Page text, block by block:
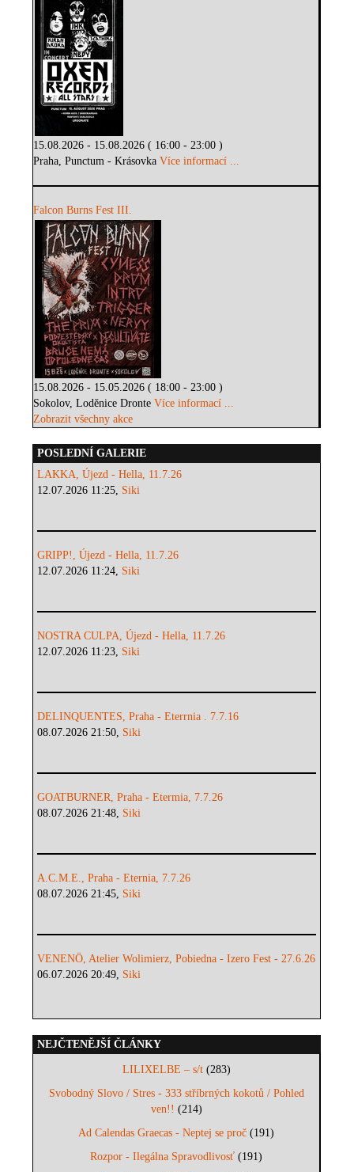
15.08.2026 - 15.08.2026 ( 16:00 - 23:00 )
Praha, Punctum - KrásovkaVíce informací ...
Falcon Burns Fest III.
15.08.2026 - 15.05.2026 ( 18:00 - 23:00 )
Sokolov, Loděnice DronteVíce informací ...
Zobrazit všechny akce
POSLEDNÍ GALERIE
LAKKA, Újezd - Hella, 11.7.26
12.07.2026 11:25, Siki
GRIPP!, Újezd - Hella, 11.7.26
12.07.2026 11:24, Siki
NOSTRA CULPA, Újezd - Hella, 11.7.26
12.07.2026 11:23, Siki
DELINQUENTES, Praha - Eterrnia . 7.7.16
08.07.2026 21:50, Siki
GOATBURNER, Praha - Etermia, 7.7.26
08.07.2026 21:48, Siki
A.C.M.E., Praha - Eternia, 7.7.26
08.07.2026 21:45, Siki
VENENÖ, Atelier Wolimierz, Pobiedna - Izero Fest - 27.6.26
06.07.2026 20:49, Siki
NEJČTENĚJŠÍ ČLÁNKY
LILIXELBE – s/t(283)
Svobodný Slovo / Stres - 333 stříbrných kokotů / Pohled
ven!! (214)
Ad Calendas Graecas - Neptej se proč (191)
Rozpor - Ilegálna Spravodlivosť (191)